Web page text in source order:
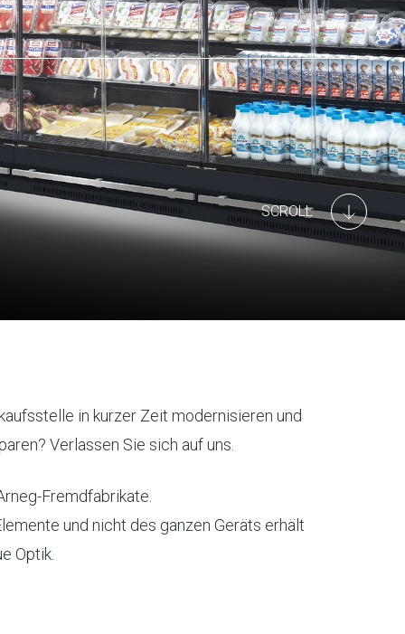
SCROLL
in kurzer Zeit modernisieren und
Verlassen Sie sich auf uns.
Fremdfabrikate.
und nicht des ganzen Geräts erhält
Optik.